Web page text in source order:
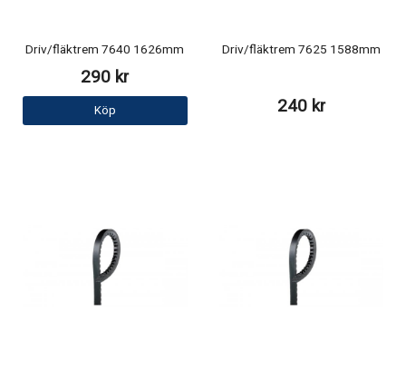
Driv/fläktrem 7640 1626mm
290 kr
Köp
Driv/fläktrem 7625 1588mm
240 kr